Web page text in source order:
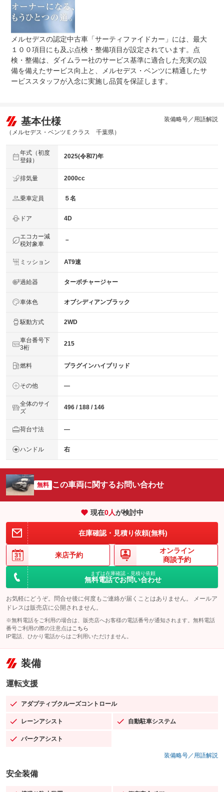
法定整備
について
-
メルセデスの認定中古車「サーティファイドカー」には、最大
１００項目にも及ぶ点検・整備項目が設定されています。点
検・整備は、ダイムラー社のサービス基準に適合した充実の設
備を備えたサービス向上と、メルセデス・ベンツに精通したサ
ービススタッフが入念に実施し品質を保証します。
基本仕様
（メルセデス・ベンツＥクラス 千葉県）
装備略号／用語解説
年式（初度
登録）
2025(令和7)年
排気量 2000cc
乗車定員 ５名
ドア 4D
エコカー減
税対象車
－
ミッション AT9速
過給器 ターボチャージャー
車体色 オブシディアンブラック
駆動方式 2WD
車台番号下
3桁
215
燃料 プラグインハイブリッド
その他 ―
全体のサイ
ズ
496 / 188 / 146
荷台寸法 ―
ハンドル 右
無料 この車両に関するお問い合わせ
現在0人が検討中
在庫確認・見積り依頼(無料)
来店予約
オンライン
商談予約
まずは在庫確認・見積り依頼
無料電話でお問い合わせ
お気軽にどうぞ。問合せ後に何度もご連絡が届くことはありません。 メールア
ドレスは販売店に公開されません。
※無料電話をご利用の場合は、販売店へお客様の電話番号が通知されます。無料電話
番号ご利用の際の注意点は こちら
IP電話、ひかり電話からはご利用いただけません。
装備
運転支援
アダプティブクルーズコントロール
：装備あり
レーンアシスト
：装備あり 自動駐車システム
：装備あり
パークアシスト
：装備あり
装備略号／用語解説
安全装備